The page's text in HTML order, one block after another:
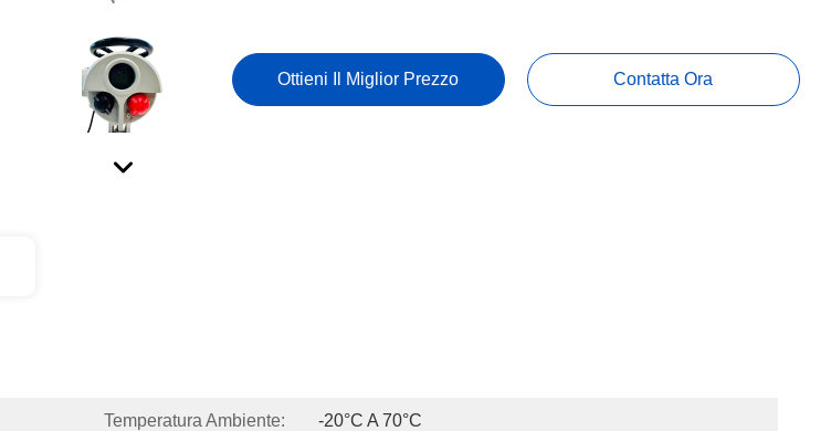
Ottieni Il Miglior Prezzo Contatta Ora
Temperatura Ambiente: -20°C A 70°C